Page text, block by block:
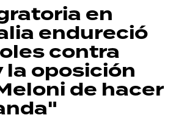
en
endureció
contra
la oposición
de hacer